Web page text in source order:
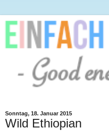
Sonntag, 18. Januar 2015
Wild Ethiopian